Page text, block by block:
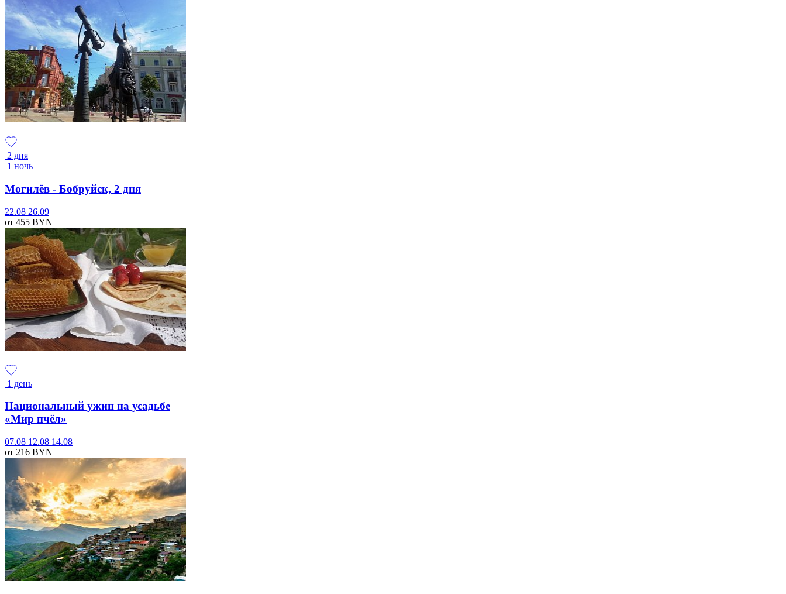
2 дня
1 ночь
Могилёв - Бобруйск, 2 дня
22.08 26.09
от 455 BYN
1 день
Национальный ужин на усадьбе
«Мир пчёл»
07.08 12.08 14.08
от 216 BYN